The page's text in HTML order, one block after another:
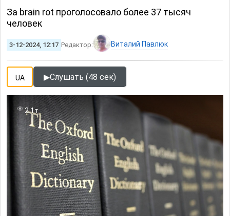
За brain rot проголосовало более 37 тысяч
человек
3-12-2024, 12:17 Редактор: Виталий Павлюк
UA ▶Слушать (48 сек)
2.1т